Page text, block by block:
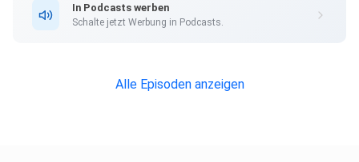
Podcast-Hosting-Angeboten. kostenlos-hosten.de ist ein
In Podcasts werben
Schalte jetzt Werbung in Podcasts.
Alle Episoden anzeigen